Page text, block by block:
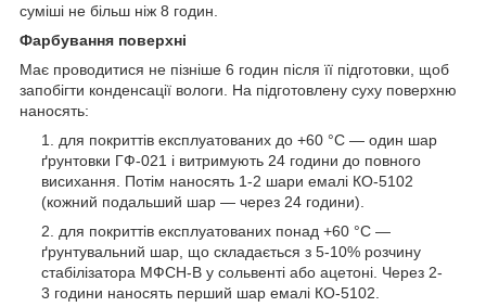
суміші не більш ніж 8 годин.
Фарбування поверхні
Має проводитися не пізніше 6 годин після її підготовки, щоб
запобігти конденсації вологи. На підготовлену суху поверхню
наносять:
для покриттів експлуатованих до +60 °C — один шар
ґрунтовки ГФ-021 і витримують 24 години до повного
висихання. Потім наносять 1-2 шари емалі КО-5102
(кожний подальший шар — через 24 години).
для покриттів експлуатованих понад +60 °C —
ґрунтувальний шар, що складається з 5-10% розчину
стабілізатора МФСН-В у сольвенті або ацетоні. Через 2-
3 години наносять перший шар емалі КО-5102.